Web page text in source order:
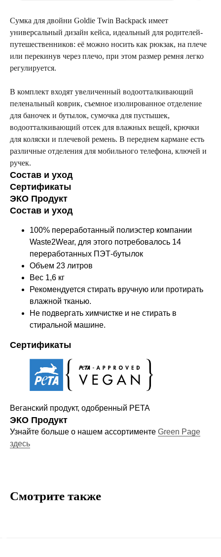
Сумка для двойни Goldie Twin Backpack имеет
универсальный дизайн кейса, идеальный для родителей-
путешественников: её можно носить как рюкзак, на плече
или перекинув через плечо, при этом размер ремня легко
регулируется.
В комплект входят увеличенный водоотталкивающий
пеленальный коврик, съемное изолированное отделение
для баночек и бутылок, сумочка для пустышек,
водоотталкивающий отсек для влажных вещей, крючки
для коляски и плечевой ремень. В переднем кармане есть
различные отделения для мобильного телефона, ключей и
ручек.
Состав и уход
Сертификаты
ЭКО Продукт
Состав и уход
100% переработанный полиэстер компании
Waste2Wear, для этого потребовалось 14
переработанных ПЭТ-бутылок
Объем 23 литров
Вес 1,6 кг
Рекомендуется стирать вручную или протирать
влажной тканью.
Не подвергать химчистке и не стирать в
стиральной машине.
Сертификаты
Веганский продукт, одобренный PETA
ЭКО Продукт
Узнайте больше о нашем ассортименте Green Page
здесь
Смотрите также
Оставайтесь в курсе новостей и
узнавайте первыми о наших
Договор-оферта
Политика конфиденциальности